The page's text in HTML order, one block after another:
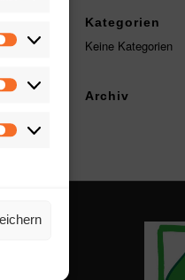
Vorlieben
Statistiken
Darstellung
Kategorien
Keine Kategorien
Archiv